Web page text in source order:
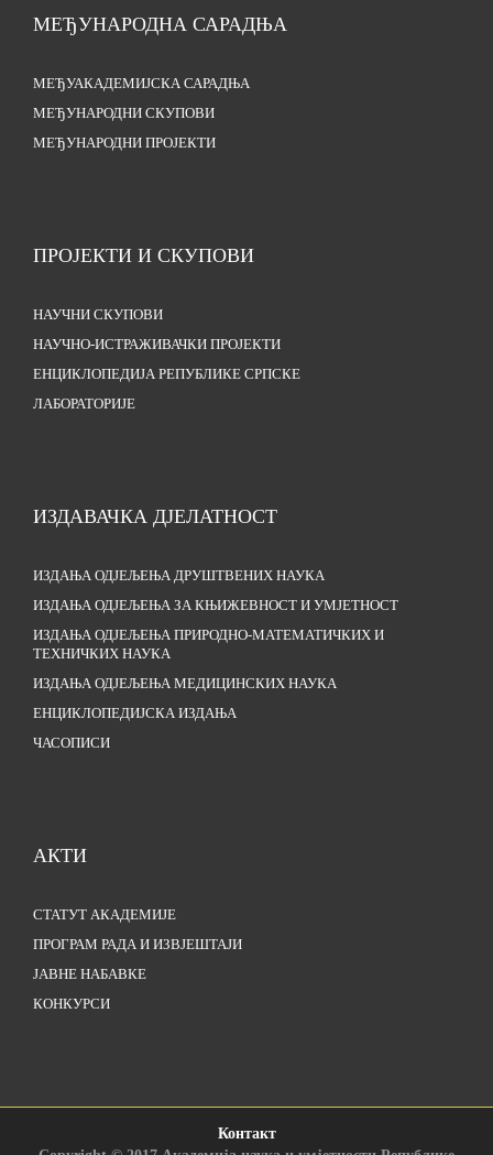
МЕЂУНАРОДНА САРАДЊА
МЕЂУАКАДЕМИЈСКА САРАДЊА
МЕЂУНАРОДНИ СКУПОВИ
МЕЂУНАРОДНИ ПРОЈЕКТИ
ПРОЈЕКТИ И СКУПОВИ
НАУЧНИ СКУПОВИ
НАУЧНО-ИСТРАЖИВАЧКИ ПРОЈЕКТИ
ЕНЦИКЛОПЕДИЈА РЕПУБЛИКЕ СРПСКЕ
ЛАБОРАТОРИЈЕ
ИЗДАВАЧКА ДЈЕЛАТНОСТ
ИЗДАЊА ОДЈЕЉЕЊА ДРУШТВЕНИХ НАУКА
ИЗДАЊА ОДЈЕЉЕЊА ЗА КЊИЖЕВНОСТ И УМЈЕТНОСТ
ИЗДАЊА ОДЈЕЉЕЊА ПРИРОДНО-МАТЕМАТИЧКИХ И
ТЕХНИЧКИХ НАУКА
ИЗДАЊА ОДЈЕЉЕЊА МЕДИЦИНСКИХ НАУКА
ЕНЦИКЛОПЕДИЈСКА ИЗДАЊА
ЧАСОПИСИ
АКТИ
СТАТУТ АКАДЕМИЈЕ
ПРОГРАМ РАДА И ИЗВЈЕШТАЈИ
ЈАВНЕ НАБАВКЕ
КОНКУРСИ
Контакт